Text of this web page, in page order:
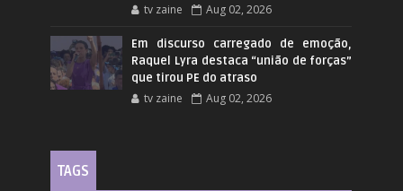
tv zaine Aug 02, 2026
Em discurso carregado de emoção,
Raquel Lyra destaca “união de forças”
que tirou PE do atraso
tv zaine Aug 02, 2026
TAGS